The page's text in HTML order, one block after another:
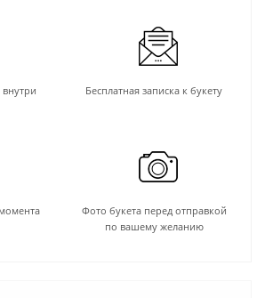
внутри
Бесплатная записка к букету
Фото букета перед отправкой
по вашему желанию